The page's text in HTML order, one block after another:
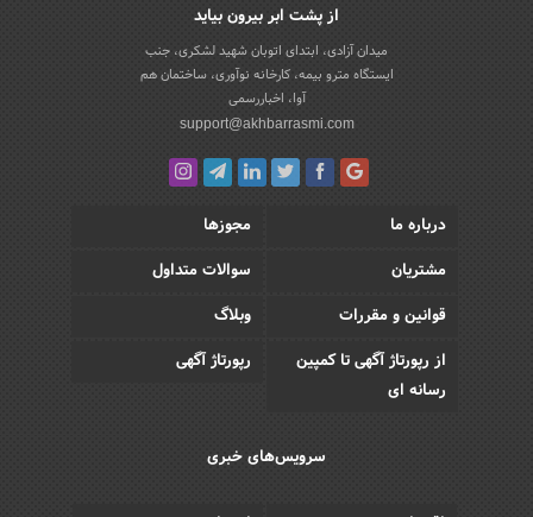
از پشت ابر بیرون بیاید
میدان آزادی، ابتدای اتوبان شهید لشکری، جنب
ایستگاه مترو بیمه، کارخانه نوآوری، ساختمان هم
آوا، اخباررسمی
support@akhbarrasmi.com
درباره ما
مجوزها
مشتریان
سوالات متداول
قوانین و مقررات
وبلاگ
از رپورتاژ آگهی تا کمپین
رسانه ای
رپورتاژ آگهی
سرویس‌های خبری